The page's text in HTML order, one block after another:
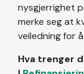
nysgjerrighet
merke seg at
veiledning for
Hva trenger